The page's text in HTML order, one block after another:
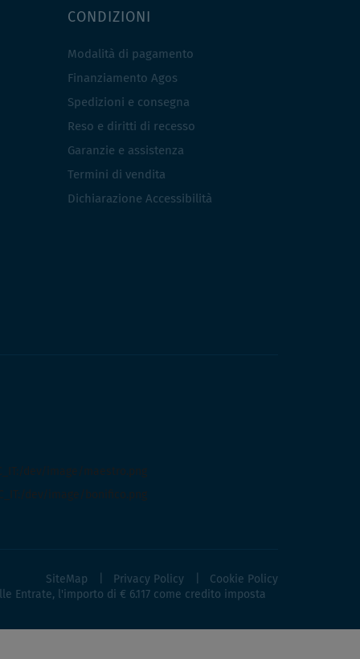
CONDIZIONI
Modalità di pagamento
Finanziamento Agos
Spedizioni e consegna
Reso e diritti di recesso
Garanzie e assistenza
Termini di vendita
Dichiarazione Accessibilità
SiteMap Privacy Policy
Cookie Policy
Entrate, l'importo di € 6.117 come credito imposta